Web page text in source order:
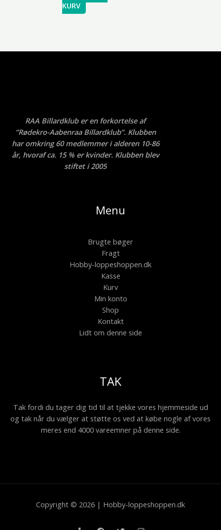
KURV
RAA Billardklub er en forkortelse af
”Rødekro-Aabenraa Billardklub”. Klubben
har omkring 60 medlemmer i alderen 10-86
år, hvoraf ca. 15 % er kvinder. Klubben blev
stiftet i 2005
Menu
Brugte bøger
Fragt
Hobby-loppeshoppen.dk
Kasse
Kurv
Min konto
Shop
Kontakt
Lidt om denne side
TAK
Tak fordi du tager dig tid til at tjekke vores hjemmeside ud
og tak når du vælger at støtte os ved at købe nogle af vores
meres end 4000 vareemner på denne side.
Copyright © 2026 | Hobby-loppeshoppen.dk